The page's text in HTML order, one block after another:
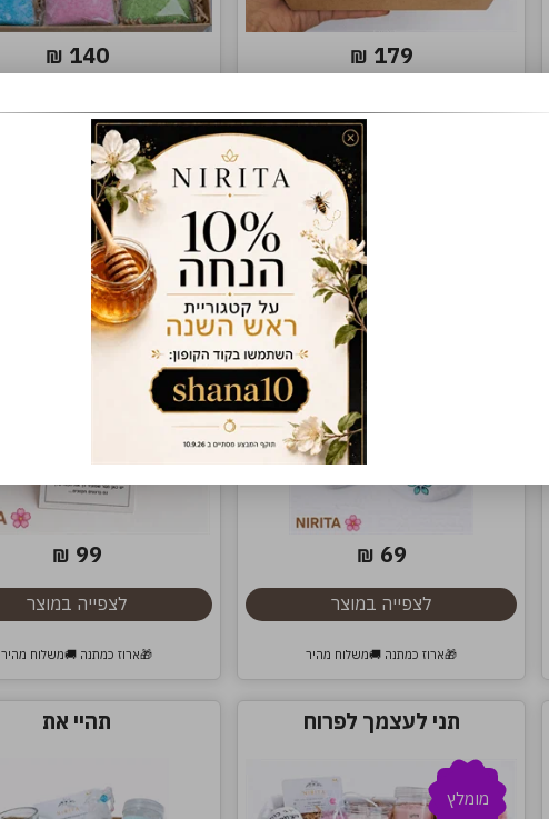
179
₪
🎁ארוז כמתנה 🚚משלוח מהיר
140
₪
🎁ארוז כמתנה 🚚משלוח מהיר
את מדהימה
69
₪
לצפייה במוצר
🎁ארוז כמתנה 🚚משלוח מהיר
מגע של רוגע
חדש!!!
99
₪
לצפייה במוצר
🎁ארוז כמתנה 🚚משלוח מהיר
תני לעצמך לפרוח
מומלץ
תהיי את